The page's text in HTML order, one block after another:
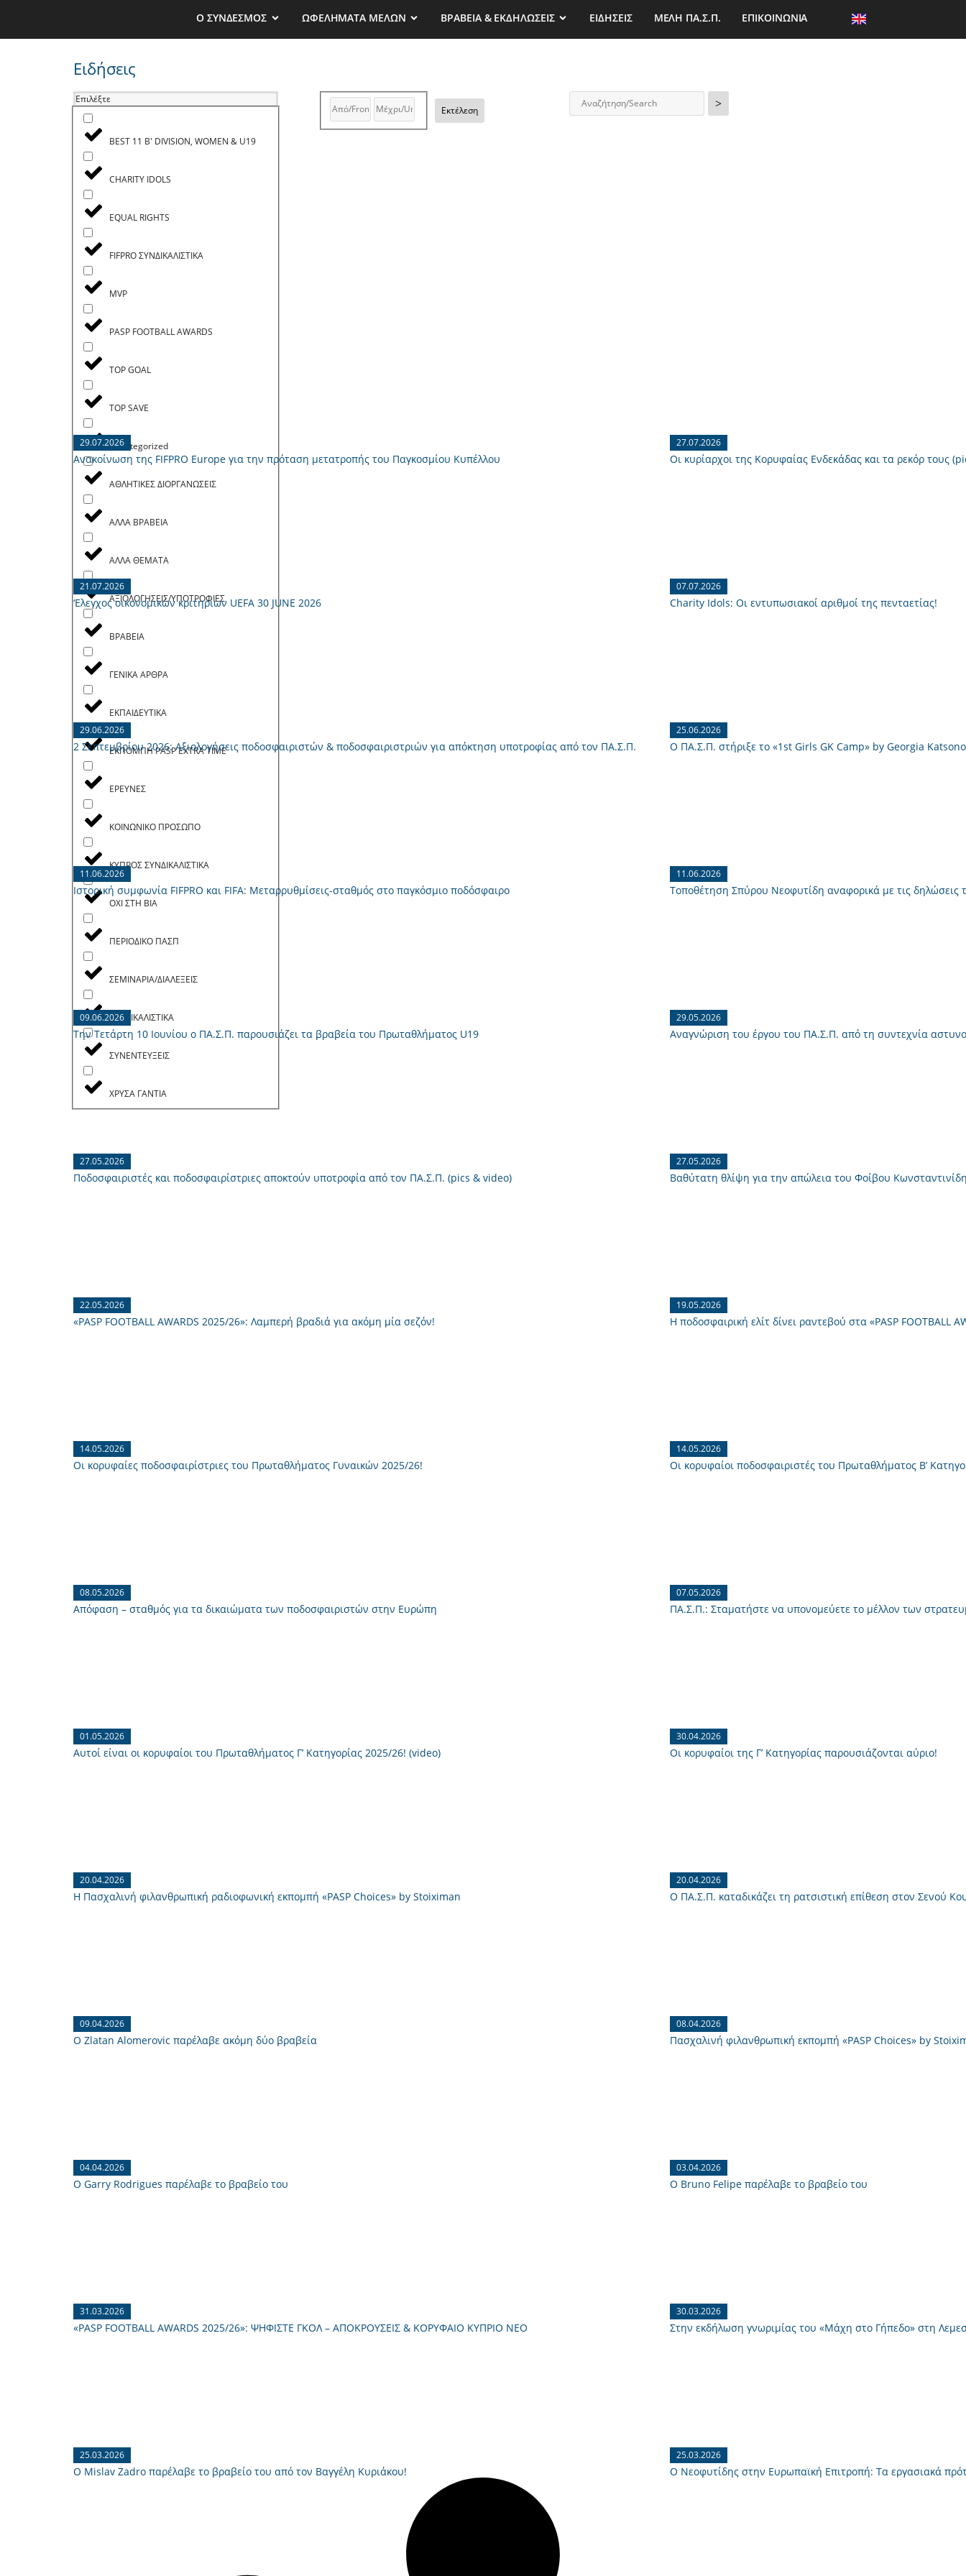
Ο ΣΥΝΔΕΣΜΟΣ ΩΦΕΛΗΜΑΤΑ ΜΕΛΩΝ ΒΡΑΒΕΙΑ & ΕΚΔΗΛΩΣΕΙΣ ΕΙΔΗΣΕΙΣ ΜΕΛΗ ΠΑ.Σ.Π. ΕΠΙΚΟΙΝΩΝΙΑ
Ειδήσεις
Επιλέξτε
BEST 11 B' DIVISION, WOMEN & U19
CHARITY IDOLS
EQUAL RIGHTS
FIFPRO ΣΥΝΔΙΚΑΛΙΣΤΙΚΑ
MVP
PASP FOOTBALL AWARDS
TOP GOAL
TOP SAVE
Uncategorized
ΑΘΛΗΤΙΚΕΣ ΔΙΟΡΓΑΝΩΣΕΙΣ
ΑΛΛΑ ΒΡΑΒΕΙΑ
ΑΛΛΑ ΘΕΜΑΤΑ
ΑΞΙΟΛΟΓΗΣΕΙΣ/ΥΠΟΤΡΟΦΙΕΣ
ΒΡΑΒΕΙΑ
ΓΕΝΙΚΑ ΑΡΘΡΑ
ΕΚΠΑΙΔΕΥΤΙΚΑ
ΕΚΠΟΜΠH PASP EXTRA TIME
ΕΡΕΥΝΕΣ
ΚΟΙΝΩΝΙΚΟ ΠΡΟΣΩΠΟ
ΚΥΠΡΟΣ ΣΥΝΔΙΚΑΛΙΣΤΙΚΑ
ΟΧΙ ΣΤΗ ΒΙΑ
ΠΕΡΙΟΔΙΚΟ ΠΑΣΠ
ΣΕΜΙΝΑΡΙΑ/ΔΙΑΛΕΞΕΙΣ
ΣΥΝΔΙΚΑΛΙΣΤΙΚΑ
ΣΥΝΕΝΤΕΥΞΕΙΣ
ΧΡΥΣΑ ΓΑΝΤΙΑ
Εκτέλεση >
29.07.2026
Ανακοίνωση της FIFPRO Europe για την πρόταση μετατροπής του Παγκοσμίου Κυπέλλου
27.07.2026
Οι κυρίαρχοι της Κορυφαίας Ενδεκάδας και τα ρεκόρ τους
21.07.2026
‘Ελεγχος οικονομικών κριτηρίων UEFA 30 JUNE 2026
07.07.2026
Charity Idols: Οι εντυπωσιακοί αριθμοί της πενταετίας!
29.06.2026
2 Σεπτεμβρίου 2026: Aξιολογήσεις ποδοσφαιριστών & ποδοσφαιριστριών για απόκτηση υποτροφίας από τον ΠΑ.Σ.Π.
25.06.2026
Ο ΠΑ.Σ.Π. στήριξε το «1st Girls GK Camp» by Georgia
11.06.2026
Ιστορική συμφωνία FIFPRO και FIFA: Μεταρρυθμίσεις-σταθμός στο παγκόσμιο ποδόσφαιρο
11.06.2026
Τοποθέτηση Σπύρου Νεοφυτίδη αναφορικά με τις
09.06.2026
Την Τετάρτη 10 Ιουνίου ο ΠΑ.Σ.Π. παρουσιάζει τα βραβεία του Πρωταθλήματος U19
29.05.2026
Αναγνώριση του έργου του ΠΑ.Σ.Π. από τη συντεχνία
27.05.2026
Ποδοσφαιριστές και ποδοσφαιρίστριες αποκτούν υποτροφία από τον ΠΑ.Σ.Π. (pics & video)
27.05.2026
Βαθύτατη θλίψη για την απώλεια του Φοίβου
22.05.2026
«PASP FOOTBALL AWARDS 2025/26»: Λαμπερή βραδιά για ακόμη μία σεζόν!
19.05.2026
Η ποδοσφαιρική ελίτ δίνει ραντεβού στα «PASP FOOTBALL
14.05.2026
Οι κορυφαίες ποδοσφαιρίστριες του Πρωταθλήματος Γυναικών 2025/26!
14.05.2026
Οι κορυφαίοι ποδοσφαιριστές του Πρωταθλήματος Β’
08.05.2026
Απόφαση – σταθμός για τα δικαιώματα των ποδοσφαιριστών στην Ευρώπη
07.05.2026
ΠΑ.Σ.Π.: Σταματήστε να υπονομεύετε το μέλλον των
01.05.2026
Αυτοί είναι οι κορυφαίοι του Πρωταθλήματος Γ’ Κατηγορίας 2025/26! (video)
30.04.2026
Οι κορυφαίοι της Γ’ Κατηγορίας παρουσιάζονται αύριο!
20.04.2026
H Πασχαλινή φιλανθρωπική ραδιοφωνική εκπομπή «PASP Choices» by Stoiximan
20.04.2026
Ο ΠΑ.Σ.Π. καταδικάζει τη ρατσιστική επίθεση στον Σενού
09.04.2026
O Zlatan Alomerovic παρέλαβε ακόμη δύο βραβεία
08.04.2026
Πασχαλινή φιλανθρωπική εκπομπή «PASP Choices» by
04.04.2026
O Garry Rodrigues παρέλαβε το βραβείο του
03.04.2026
O Bruno Felipe παρέλαβε το βραβείο του
31.03.2026
«PASP FOOTBALL AWARDS 2025/26»: ΨΗΦΙΣΤΕ ΓΚΟΛ – ΑΠΟΚΡΟΥΣΕΙΣ & ΚΟΡΥΦΑΙΟ ΚΥΠΡΙΟ ΝΕΟ
30.03.2026
Στην εκδήλωση γνωριμίας του «Μάχη στο Γήπεδο» στη
25.03.2026
Ο Mislav Zadro παρέλαβε το βραβείο του από τον Βαγγέλη Κυριάκου!
25.03.2026
Ο Νεοφυτίδης στην Ευρωπαϊκή Επιτροπή: Τα εργασιακά